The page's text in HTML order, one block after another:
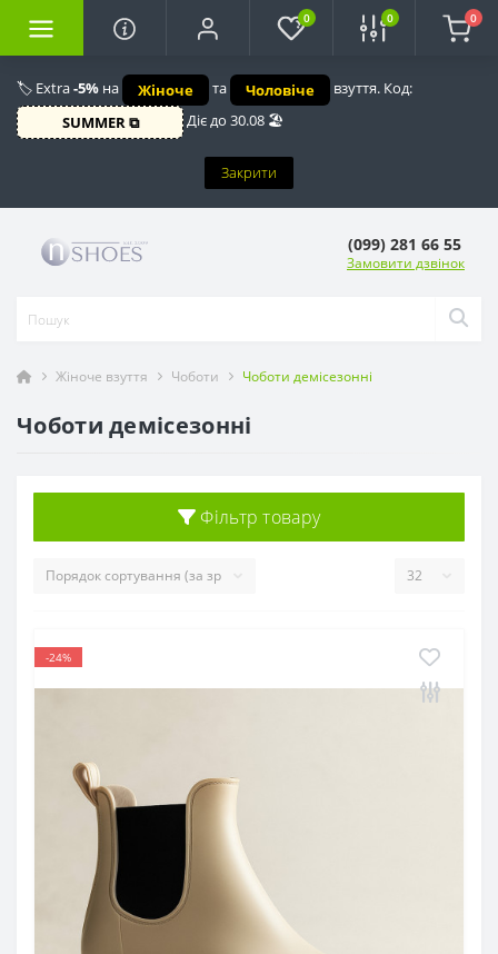
🏷️ Extra-5% на Жіноче та Чоловіче
взуття. Код:
SUMMER ⧉
Діє до 30.08 🏖️
Закрити
0 0 0
(099) 281 66 55
Замовити дзвінок
Жіноче взуття Чоботи Чоботи демісезонні
Чоботи демісезонні
Фільтр товару
-24%